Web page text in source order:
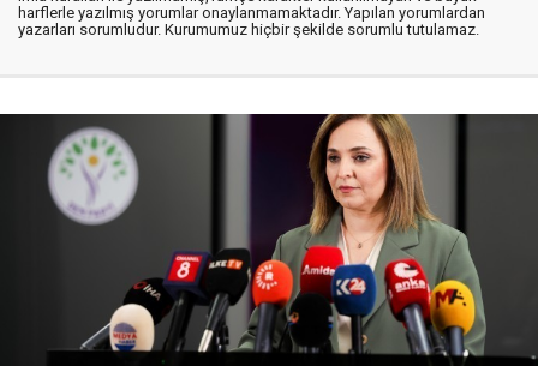
harflerle yazılmış yorumlar onaylanmamaktadır. Yapılan yorumlardan
yazarları sorumludur. Kurumumuz hiçbir şekilde sorumlu tutulamaz.